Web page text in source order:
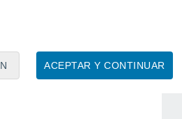
ACEPTAR Y CONTINUAR